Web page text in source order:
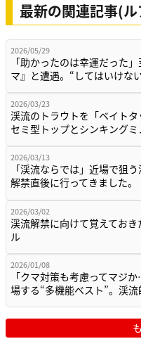
最新の関連記事(
2026/05/29
「助かったのは幸運だった
マ』と遭遇。“してはいけな
2026/03/23
渓流のトラウトを「ベイトタ
セミ型トップとシンキング
2026/03/13
「渓流ならでは」近場で狙う
解禁直後に行ってきました。
2026/03/02
渓流解禁に向けて覚えてお
ル
2026/01/08
「クマ対策も考慮ってマジ
場する“多機能ベスト”。渓